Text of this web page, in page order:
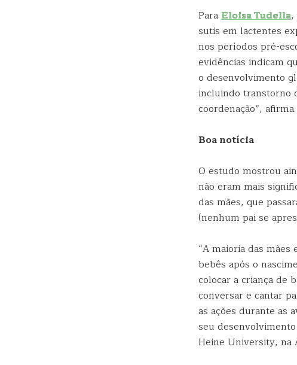
ParaEloisa Tudella,
sutis em lactentes
nos períodos pré-
evidências indicam
o desenvolvimento
incluindo transtorno
coordenação”, afirma.
Boa notícia
O estudo mostrou
não eram mais
das mães, que
(nenhum pai se
“A maioria das
bebês após o
colocar a criança de
conversar e cantar
as ações durante as
seu
Heine University, na